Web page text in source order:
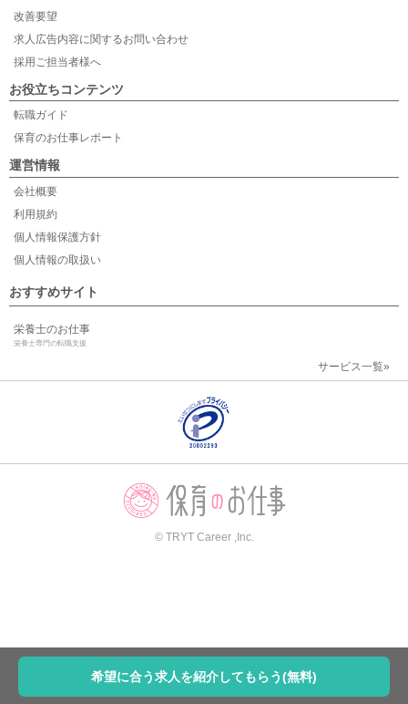
希望に合う求人を紹介してもらう(無料)
改善要望
求人広告内容に関するお問い合わせ
採用ご担当者様へ
お役立ちコンテンツ
転職ガイド
保育のお仕事レポート
運営情報
会社概要
利用規約
個人情報保護方針
個人情報の取扱い
おすすめサイト
栄養士のお仕事
栄養士専門の転職支援
サービス一覧»
© TRYT Career ,Inc.